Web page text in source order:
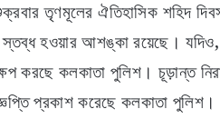
তৃণমূলের ঐতিহাসিক শহিদ
স্তব্ধ হওয়ার আশঙ্কা রয়েছে।
করছে কলকাতা পুলিশ। চূড়ান্ত
প্রকাশ করেছে কলকাতা